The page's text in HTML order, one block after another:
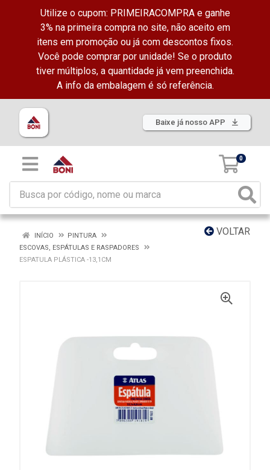
Utilize o cupom: PRIMEIRACOMPRA e ganhe
3% na primeira compra no site, não aceito em
itens em promoção ou já com descontos fixos.
Você pode comprar por unidade! Se o produto
tiver múltiplos, a quantidade já vem preenchida.
A info da embalagem é só referência.
Baixe já nosso APP
0
VOLTAR
INÍCIO
PINTURA
ESCOVAS, ESPÁTULAS E RASPADORES
ESPATULA PLÁSTICA -13,1CM